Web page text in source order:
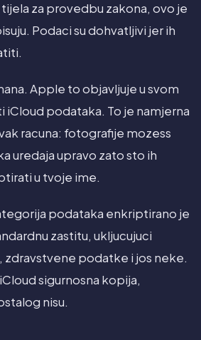
za provedbu zakona, ovo je
Podaci su dohvatljivi jer ih
Apple to objavljuje u svom
iCloud podataka. To je namjerna
racuna: fotografije mozess
uredaja upravo zato sto ih
u tvoje ime.
podataka enkriptirano je
zastitu, ukljucujuci
zdravstvene podatke i jos neke.
sigurnosna kopija,
nisu.